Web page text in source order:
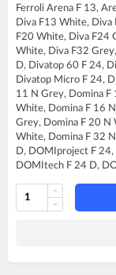
Ferroli Arena F 13,
Diva F13 White,
F20 White, Diva F24
White, Diva F32
D, Divatop 60 F 24,
Divatop Micro F 24,
11 N Grey, Domina F
White, Domina F 16
Grey, Domina F 20 N
White, Domina F 32
D, DOMIproject F
DOMItech F 24 D,